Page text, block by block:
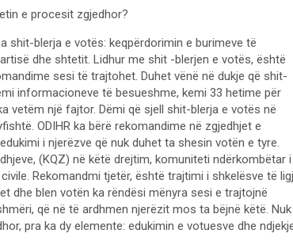
e procesit zgjedhor?
shit-blerja e votës: keqpërdorimin e burimeve të
dhe shtetit. Lidhur me shit -blerjen e votës, është
sesi të trajtohet. Duhet vënë në dukje që shit-
informacioneve të besueshme, kemi 33 hetime për
vetëm një fajtor. Dëmi që sjell shit-blerja e votës në
ODIHR ka bërë rekomandime në zgjedhjet e
i njerëzve që nuk duhet ta shesin votën e tyre.
(KQZ) në këtë drejtim, komuniteti ndërkombëtar i
Rekomandmi tjetër, është trajtimi i shkelësve të
dhe blen votën ka rëndësi mënyra sesi e trajtojnë
që në të ardhmen njerëzit mos ta bëjnë këtë. Nuk
pra ka dy elemente: edukimin e votuesve dhe